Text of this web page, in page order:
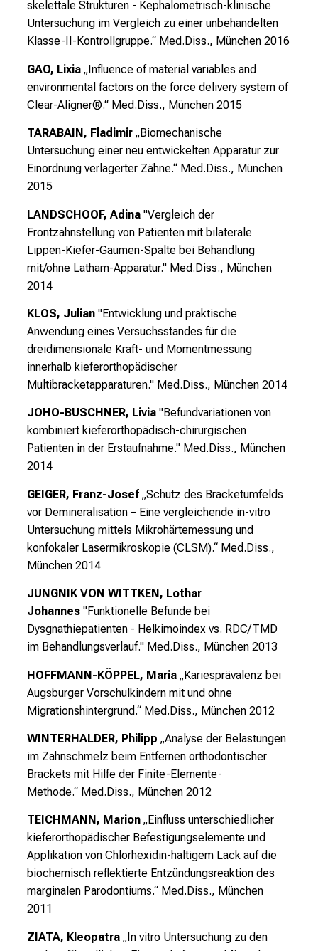
skelettale Strukturen - Kephalometrisch-klinische
Untersuchung im Vergleich zu einer unbehandelten
Klasse-II-Kontrollgruppe.“ Med.Diss., München 2016
GAO, Lixia „Influence of material variables and
environmental factors on the force delivery system of
Clear-Aligner®.“ Med.Diss., München 2015
TARABAIN, Fladimir „Biomechanische
Untersuchung einer neu entwickelten Apparatur zur
Einordnung verlagerter Zähne.“ Med.Diss., München
2015
LANDSCHOOF, Adina "Vergleich der
Frontzahnstellung von Patienten mit bilaterale
Lippen-Kiefer-Gaumen-Spalte bei Behandlung
mit/ohne Latham-Apparatur." Med.Diss., München
2014
KLOS, Julian "Entwicklung und praktische
Anwendung eines Versuchsstandes für die
dreidimensionale Kraft- und Momentmessung
innerhalb kieferorthopädischer
Multibracketapparaturen." Med.Diss., München 2014
JOHO-BUSCHNER, Livia "Befundvariationen von
kombiniert kieferorthopädisch-chirurgischen
Patienten in der Erstaufnahme." Med.Diss., München
2014
GEIGER, Franz-Josef „Schutz des Bracketumfelds
vor Demineralisation – Eine vergleichende in-vitro
Untersuchung mittels Mikrohärtemessung und
konfokaler Lasermikroskopie (CLSM).“ Med.Diss.,
München 2014
JUNGNIK VON WITTKEN, Lothar
Johannes "Funktionelle Befunde bei
Dysgnathiepatienten - Helkimoindex vs. RDC/TMD
im Behandlungsverlauf." Med.Diss., München 2013
HOFFMANN-KÖPPEL, Maria „Kariesprävalenz bei
Augsburger Vorschulkindern mit und ohne
Migrationshintergrund.“ Med.Diss., München 2012
WINTERHALDER, Philipp „Analyse der Belastungen
im Zahnschmelz beim Entfernen orthodontischer
Brackets mit Hilfe der Finite-Elemente-
Methode.“ Med.Diss., München 2012
TEICHMANN, Marion „Einfluss unterschiedlicher
kieferorthopädischer Befestigungselemente und
Applikation von Chlorhexidin-haltigem Lack auf die
biochemisch reflektierte Entzündungsreaktion des
marginalen Parodontiums.“ Med.Diss., München
2011
ZIATA, Kleopatra „In vitro Untersuchung zu den
Schließen